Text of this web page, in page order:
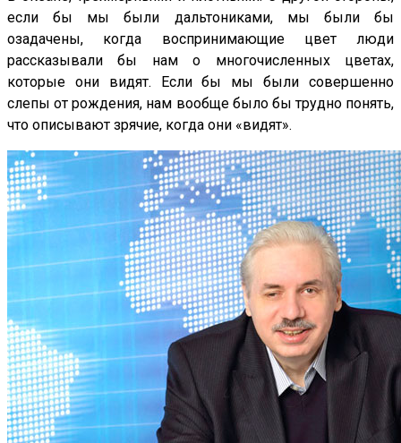
если бы мы были дальтониками, мы были бы
озадачены, когда воспринимающие цвет люди
рассказывали бы нам о многочисленных цветах,
которые они видят. Если бы мы были совершенно
слепы от рождения, нам вообще было бы трудно понять,
что описывают зрячие, когда они «видят».